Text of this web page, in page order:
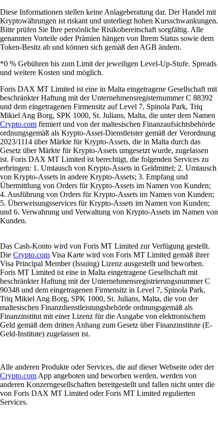
Diese Informationen stellen keine Anlageberatung dar. Der Handel mit
Kryptowährungen ist riskant und unterliegt hohen Kursschwankungen.
Bitte prüfen Sie Ihre persönliche Risikobereitschaft sorgfältig. Alle
genannten Vorteile oder Prämien hängen von Ihrem Status sowie dem
Token-Besitz ab und können sich gemäß den AGB ändern.
*0 % Gebühren bis zum Limit der jeweiligen Level-Up-Stufe. Spreads
und weitere Kosten sind möglich.
Foris DAX MT Limited ist eine in Malta eingetragene Gesellschaft mit
beschränkter Haftung mit der Unternehmensregisternummer C 88392
und dem eingetragenen Firmensitz auf Level 7, Spinola Park, Triq
Mikiel Ang Borg, SPK 1000, St. Julians, Malta, die unter dem Namen
Crypto.com firmiert und von der maltesischen Finanzaufsichtsbehörde
ordnungsgemäß als Krypto-Asset-Dienstleister gemäß der Verordnung
2023/1114 über Märkte für Krypto-Assets, die in Malta durch das
Gesetz über Märkte für Krypto-Assets umgesetzt wurde, zugelassen
ist. Foris DAX MT Limited ist berechtigt, die folgenden Services zu
erbringen: 1. Umtausch von Krypto-Assets in Geldmittel; 2. Umtausch
von Krypto-Assets in andere Krypto-Assets; 3. Empfang und
Übermittlung von Orders für Krypto-Assets im Namen von Kunden;
4. Ausführung von Orders für Krypto-Assets im Namen von Kunden;
5. Überweisungsservices für Krypto-Assets im Namen von Kunden;
und 6. Verwahrung und Verwaltung von Krypto-Assets im Namen von
Kunden.
Das Cash-Konto wird von Foris MT Limited zur Verfügung gestellt.
Die Crypto.com Visa Karte wird von Foris MT Limited gemäß ihrer
Visa Principal Member (Issuing) Lizenz ausgestellt und beworben.
Foris MT Limited ist eine in Malta eingetragene Gesellschaft mit
beschränkter Haftung mit der Unternehmensregistrierungsnummer C
90348 und dem eingetragenen Firmensitz in Level 7, Spinola Park,
Triq Mikiel Ang Borg, SPK 1000, St. Julians, Malta, die von der
maltesischen Finanzdienstleistungsbehörde ordnungsgemäß als
Finanzinstitut mit einer Lizenz für die Ausgabe von elektronischem
Geld gemäß dem dritten Anhang zum Gesetz über Finanzinstitute (E-
Geld-Institute) zugelassen ist.
Alle anderen Produkte oder Services, die auf dieser Webseite oder der
Crypto.com App angeboten und beworben werden, werden von
anderen Konzerngesellschaften bereitgestellt und fallen nicht unter die
von Foris DAX MT Limited oder Foris MT Limited regulierten
Services.